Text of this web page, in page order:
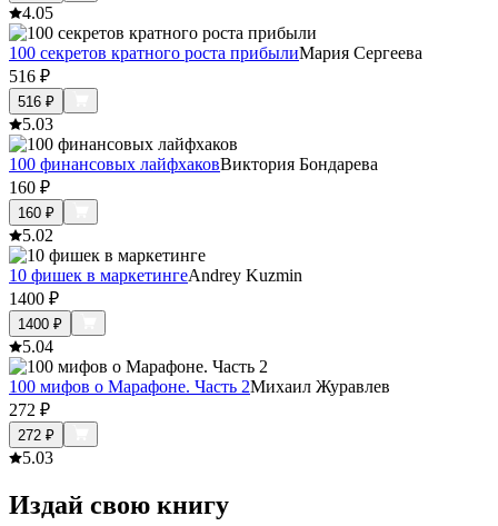
4.05
100 секретов кратного роста прибылиМария Сергеева
516 ₽
516 ₽
5.03
100 финансовых лайфхаковВиктория Бондарева
160 ₽
160 ₽
5.02
10 фишек в маркетингеAndrey Kuzmin
1400 ₽
1400 ₽
5.04
100 мифов о Марафоне. Часть 2Михаил Журавлев
272 ₽
272 ₽
5.03
Издай свою книгу